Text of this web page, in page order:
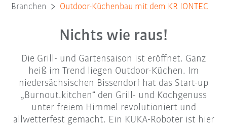
Branchen Outdoor-Küchenbau mit dem KR IONTEC
Nichts wie raus!
Die Grill- und Gartensaison ist eröffnet. Ganz
heiß im Trend liegen Outdoor-Küchen. Im
niedersächsischen Bissendorf hat das Start-up
„Burnout.kitchen“ den Grill- und Kochgenuss
unter freiem Himmel revolutioniert und
allwetterfest gemacht. Ein KUKA-Roboter ist hier